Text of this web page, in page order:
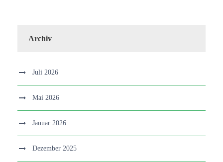
Archiv
Juli 2026
Mai 2026
Januar 2026
Dezember 2025